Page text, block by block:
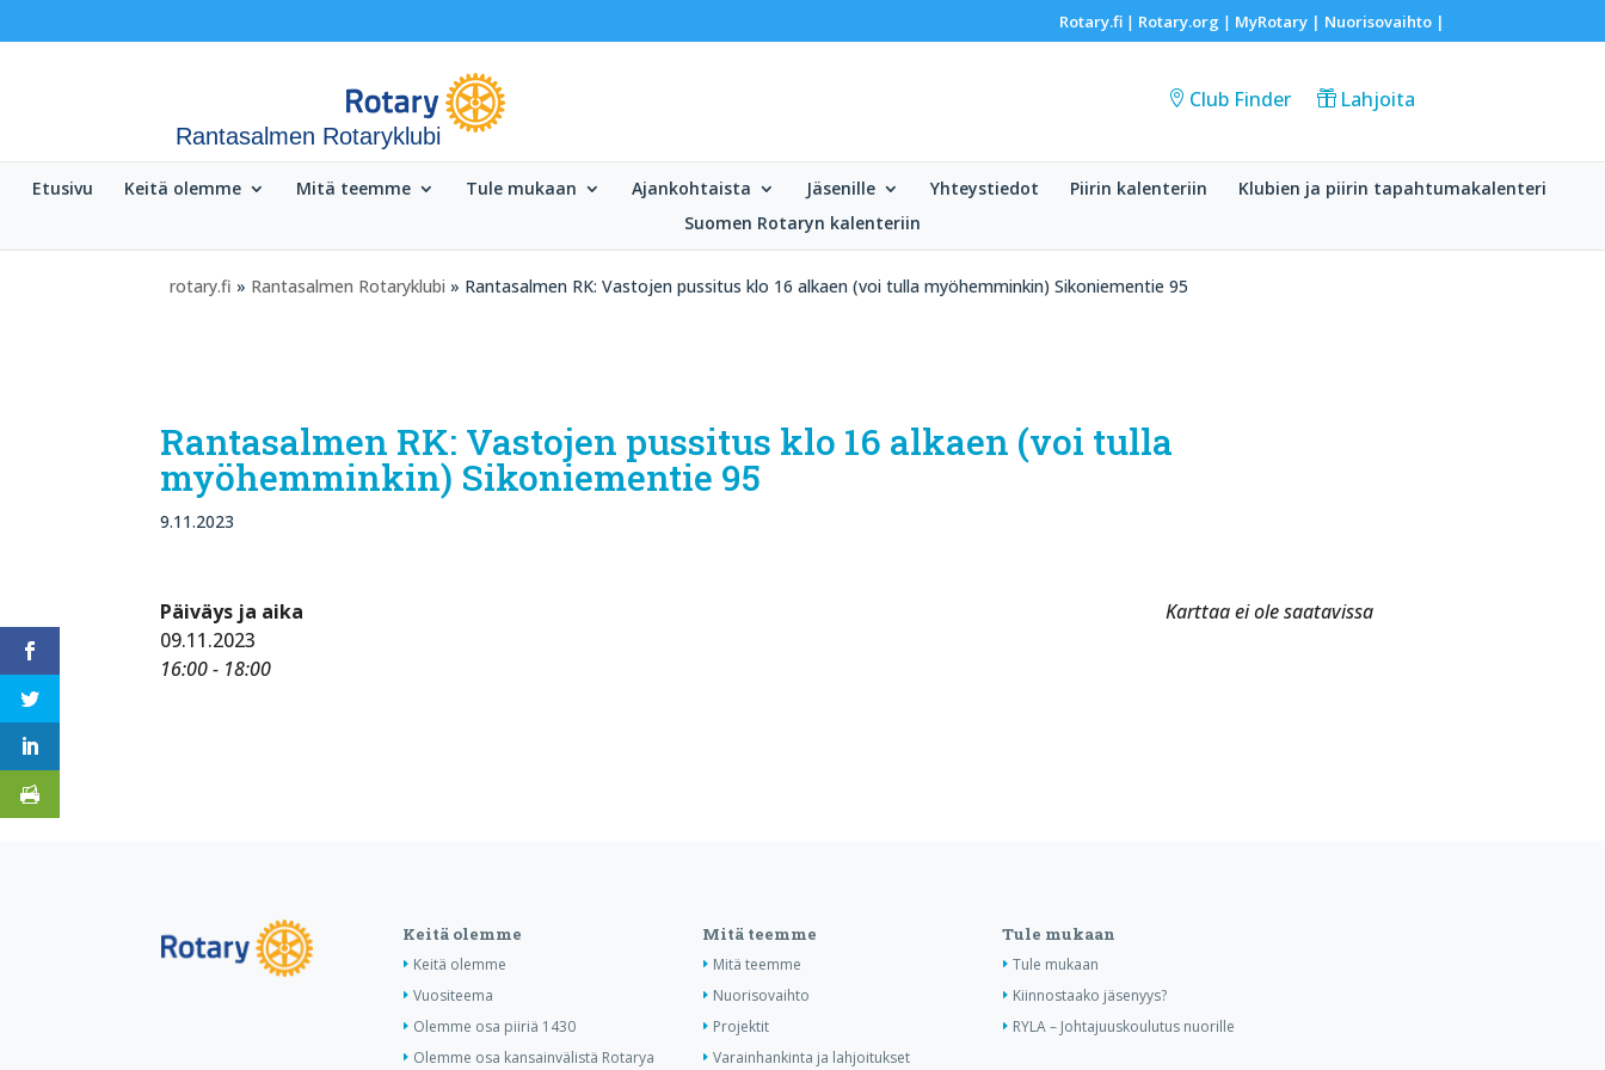
Rotary.fi| Rotary.org | MyRotary | Nuorisovaihto|
Rantasalmen Rotaryklubi
Club Finder Lahjoita
Etusivu Keitä olemme Mitä teemme Tule mukaan Ajankohtaista Jäsenille Yhteystiedot Piirin kalenteriin
Klubien ja piirin tapahtumakalenteri
Suomen Rotaryn kalenteriin
rotary.fi » Rantasalmen Rotaryklubi » Rantasalmen RK: Vastojen pussitus klo 16 alkaen (voi tulla myöhemminkin) Sikoniementie 95
Rantasalmen RK: Vastojen pussitus klo 16 alkaen (voi tulla
myöhemminkin) Sikoniementie 95
9.11.2023
Karttaa ei ole saatavissa
Päiväys ja aika
09.11.2023
16:00 - 18:00
Keitä olemme
Keitä olemme
Vuositeema
Olemme osa piiriä 1430
Olemme osa kansainvälistä Rotarya
Mitä teemme
Mitä teemme
Nuorisovaihto
Projektit
Varainhankinta ja lahjoitukset
Tule mukaan
Tule mukaan
Kiinnostaako jäsenyys?
RYLA – Johtajuuskoulutus nuorille